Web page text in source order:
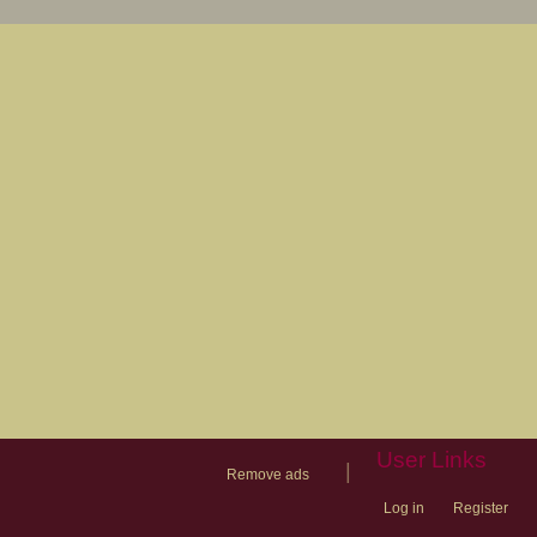
Remove ads
User Links
Log in Register